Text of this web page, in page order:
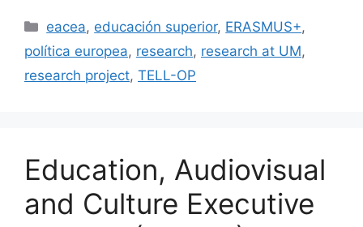
Categories
eacea, educación superior, ERASMUS+,
política europea, research, research at UM,
research project, TELL-OP
Education, Audiovisual
and Culture Executive